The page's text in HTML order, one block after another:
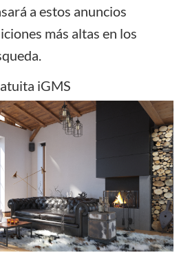
a estos anuncios
más altas en los
iGMS